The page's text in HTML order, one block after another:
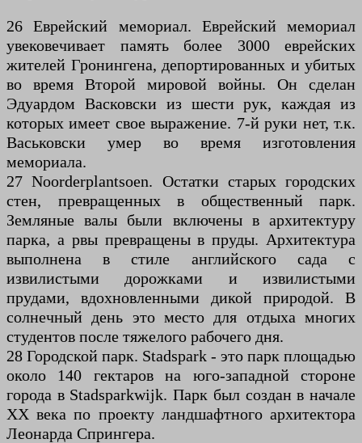
26 Еврейский мемориал. Еврейский мемориал
увековечивает память более 3000 еврейских
жителей Гронингена, депортированных и убитых
во время Второй мировой войны. Он сделан
Эдуардом Васковски из шести рук, каждая из
которых имеет свое выражение. 7-й руки нет, т.к.
Васьковски умер во время изготовления
мемориала.
27 Noorderplantsoen. Остатки старых городских
стен, превращенных в общественный парк.
Земляные валы были включены в архитектуру
парка, а рвы превращены в пруды. Архитектура
выполнена в стиле английского сада с
извилистыми дорожками и извилистыми
прудами, вдохновленными дикой природой. В
солнечный день это место для отдыха многих
студентов после тяжелого рабочего дня.
28 Городской парк. Stadspark - это парк площадью
около 140 гектаров на юго-западной стороне
города в Stadsparkwijk. Парк был создан в начале
ХХ века по проекту ландшафтного архитектора
Леонарда Спрингера.